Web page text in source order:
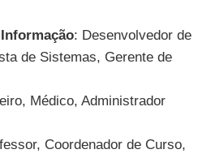
: Desenvolvedor de
de Sistemas, Gerente de
Médico, Administrador
Coordenador de Curso,